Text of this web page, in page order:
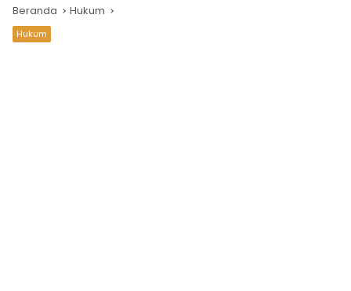
Beranda Hukum
Hukum